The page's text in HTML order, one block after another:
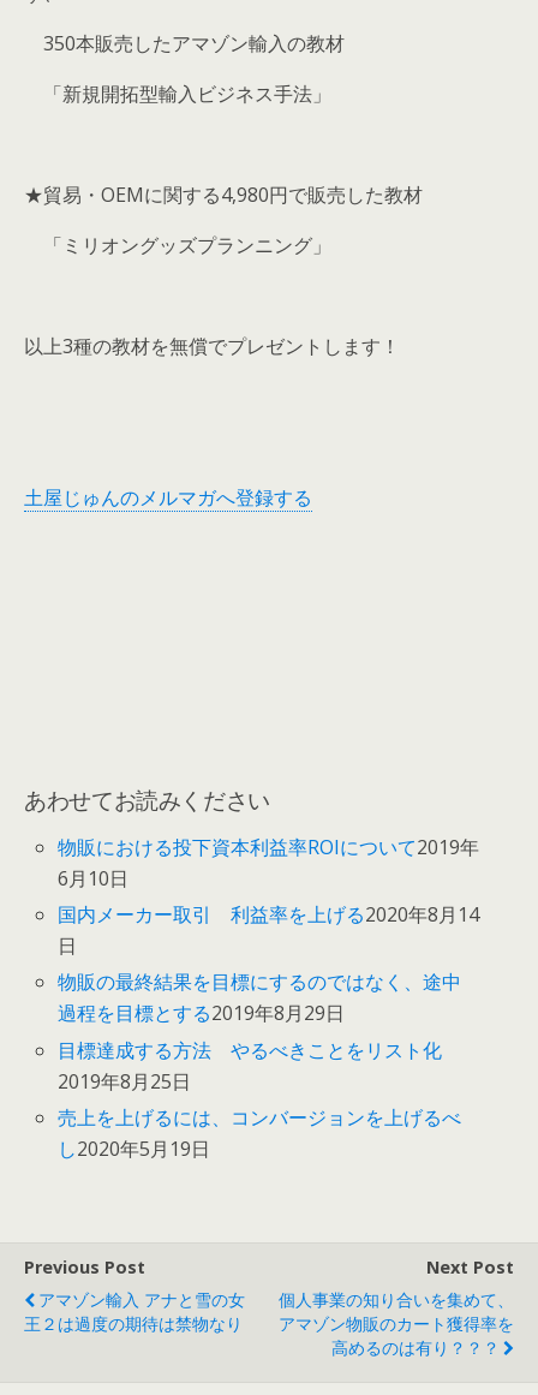
350本販売したアマゾン輸入の教材
「新規開拓型輸入ビジネス手法」
★貿易・OEMに関する4,980円で販売した教材
「ミリオングッズプランニング」
以上3種の教材を無償でプレゼントします！
土屋じゅんのメルマガへ登録する
あわせてお読みください
物販における投下資本利益率ROIについて2019年
6月10日
国内メーカー取引 利益率を上げる2020年8月14
日
物販の最終結果を目標にするのではなく、途中
過程を目標とする2019年8月29日
目標達成する方法 やるべきことをリスト化
2019年8月25日
売上を上げるには、コンバージョンを上げるべ
し2020年5月19日
Previous Post
アマゾン輸入 アナと雪の女
王２は過度の期待は禁物なり
Next Post
個人事業の知り合いを集めて、
アマゾン物販のカート獲得率を
高めるのは有り？？？